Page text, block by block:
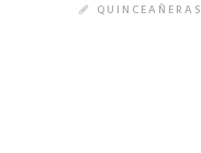
QUINCEAÑERAS